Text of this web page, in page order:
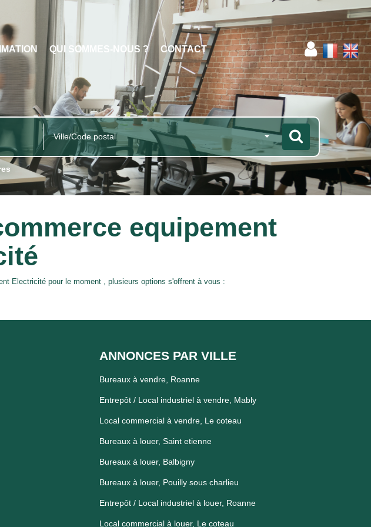
QUI SOMMES-NOUS ? CONTACT
Ville/Code postal
equipement
Electricité pour le moment , plusieurs options s'offrent à vous :
ANNONCES PAR VILLE
Bureaux à vendre, Roanne
Entrepôt / Local industriel à vendre, Mably
Local commercial à vendre, Le coteau
Bureaux à louer, Saint etienne
Bureaux à louer, Balbigny
Bureaux à louer, Pouilly sous charlieu
Entrepôt / Local industriel à louer, Roanne
Local commercial à louer, Le coteau